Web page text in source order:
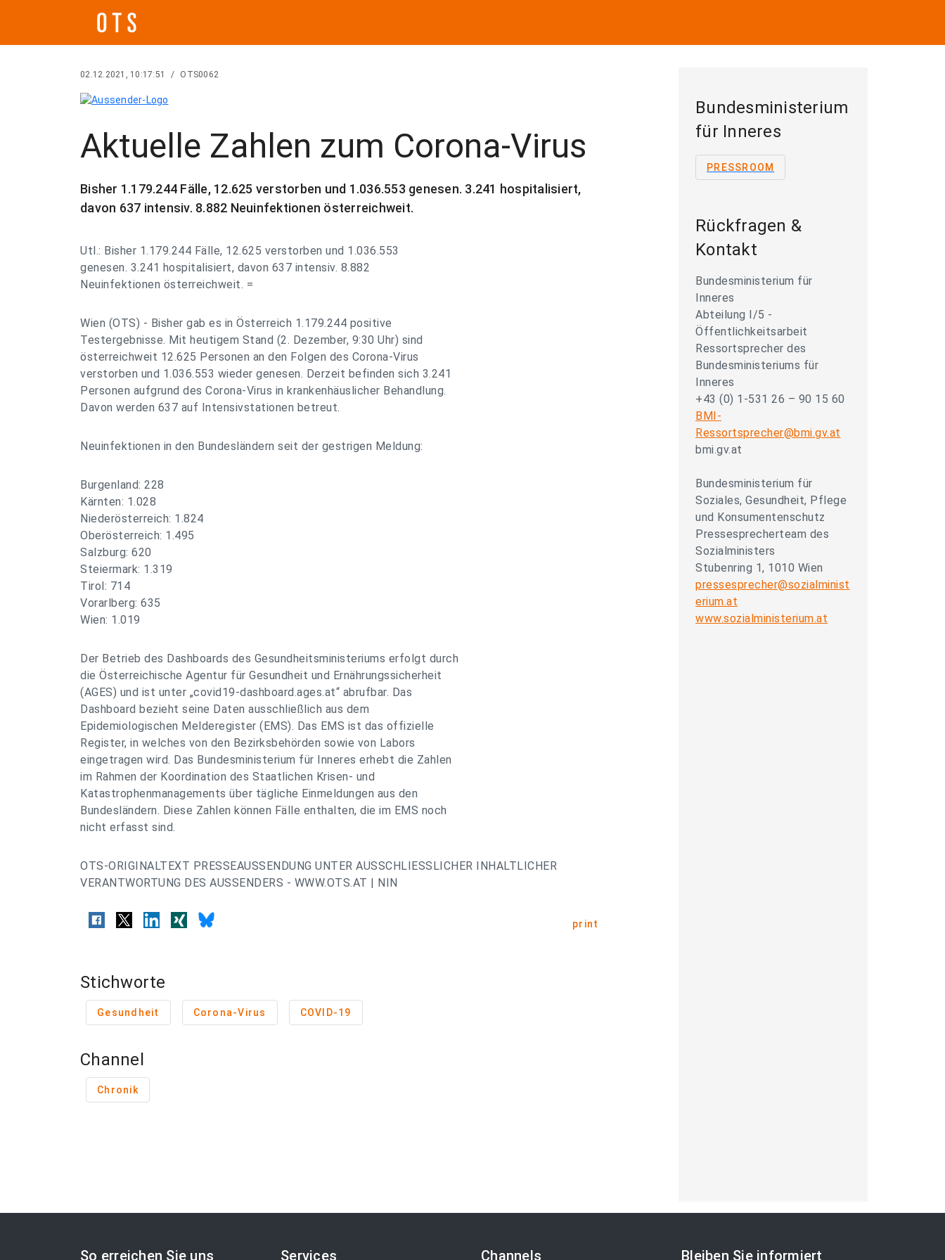
02.12.2021, 10:17:51 / OTS0062
Aktuelle Zahlen zum Corona-Virus
Bisher 1.179.244 Fälle, 12.625 verstorben und 1.036.553 genesen. 3.241 hospitalisiert,
davon 637 intensiv. 8.882 Neuinfektionen österreichweit.
Utl.: Bisher 1.179.244 Fälle, 12.625 verstorben und 1.036.553
genesen. 3.241 hospitalisiert, davon 637 intensiv. 8.882
Neuinfektionen österreichweit. =
Wien (OTS) - Bisher gab es in Österreich 1.179.244 positive
Testergebnisse. Mit heutigem Stand (2. Dezember, 9:30 Uhr) sind
österreichweit 12.625 Personen an den Folgen des Corona-Virus
verstorben und 1.036.553 wieder genesen. Derzeit befinden sich 3.241
Personen aufgrund des Corona-Virus in krankenhäuslicher Behandlung.
Davon werden 637 auf Intensivstationen betreut.
Neuinfektionen in den Bundesländern seit der gestrigen Meldung:
Burgenland: 228
Kärnten: 1.028
Niederösterreich: 1.824
Oberösterreich: 1.495
Salzburg: 620
Steiermark: 1.319
Tirol: 714
Vorarlberg: 635
Wien: 1.019
Der Betrieb des Dashboards des Gesundheitsministeriums erfolgt durch
die Österreichische Agentur für Gesundheit und Ernährungssicherheit
(AGES) und ist unter „covid19-dashboard.ages.at“ abrufbar. Das
Dashboard bezieht seine Daten ausschließlich aus dem
Epidemiologischen Melderegister (EMS). Das EMS ist das offizielle
Register, in welches von den Bezirksbehörden sowie von Labors
eingetragen wird. Das Bundesministerium für Inneres erhebt die Zahlen
im Rahmen der Koordination des Staatlichen Krisen- und
Katastrophenmanagements über tägliche Einmeldungen aus den
Bundesländern. Diese Zahlen können Fälle enthalten, die im EMS noch
nicht erfasst sind.
OTS-ORIGINALTEXT PRESSEAUSSENDUNG UNTER AUSSCHLIESSLICHER INHALTLICHER
VERANTWORTUNG DES AUSSENDERS - WWW.OTS.AT | NIN
print
Stichworte
Gesundheit Corona-Virus COVID-19
Channel
Chronik
Bundesministerium
für Inneres
PRESSROOM
Rückfragen &
Kontakt
Bundesministerium für
Inneres
Abteilung I/5 -
Öffentlichkeitsarbeit
Ressortsprecher des
Bundesministeriums für
Inneres
+43 (0) 1-531 26 – 90 15 60
BMI-
Ressortsprecher@bmi.gv.at
bmi.gv.at
Bundesministerium für
Soziales, Gesundheit, Pflege
und Konsumentenschutz
Pressesprecherteam des
Sozialministers
Stubenring 1, 1010 Wien
pressesprecher@sozialminist
erium.at
www.sozialministerium.at
So erreichen Sie uns Services Channels Bleiben Sie informiert